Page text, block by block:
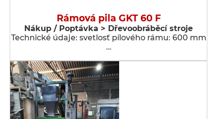
Rámová pila GKT 60 F
Nákup / Poptávka > Dřevoobráběcí stroje
Technické údaje: svetlosť pílového rámu: 600 mm
…